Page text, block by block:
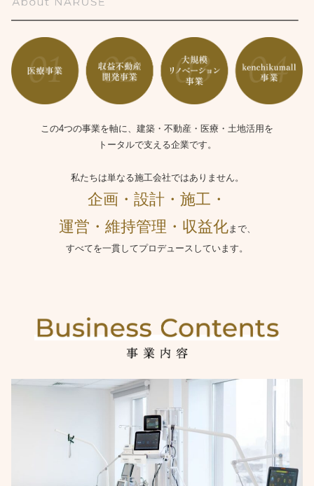
この4つの事業を軸に、建築・不動産・医療・土地活用を
トータルで支える企業です。
私たちは単なる施工会社ではありません。
企画・設計・施工・
運営・維持管理・収益化まで、
すべてを一貫してプロデュースしています。